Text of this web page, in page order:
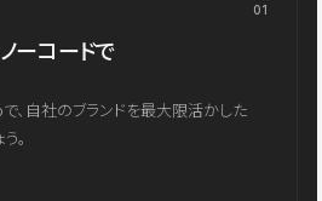
01
ーコードで
、自社のブランドを最大限活かした
。